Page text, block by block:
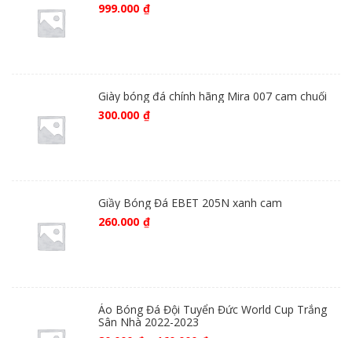
999.000 ₫
Giày bóng đá chính hãng Mira 007 cam chuối
300.000 ₫
Giầy Bóng Đá EBET 205N xanh cam
260.000 ₫
Áo Bóng Đá Đội Tuyển Đức World Cup Trắng
Sân Nhà 2022-2023